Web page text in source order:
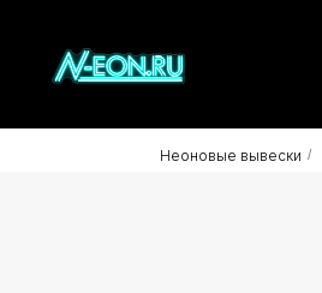
Неоновые вывески /